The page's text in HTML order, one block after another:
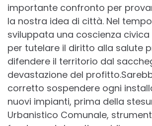
importante confronto per
la nostra idea di città. Nel
sviluppata una coscienza
per tutelare il diritto alla salute
difendere il territorio dal
devastazione del
corretto sospendere ogni
nuovi impianti, prima della
Urbanistico Comunale,